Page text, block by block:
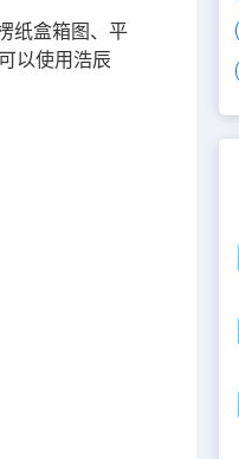
纸盒箱图、平
以使用浩辰